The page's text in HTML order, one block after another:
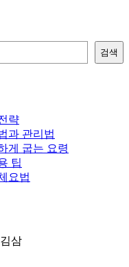
검색
략
과 관리법
게 굽는 요령
팁
요법
김삼